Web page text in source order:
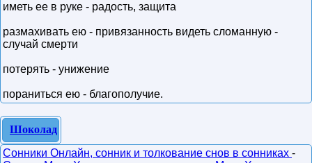
иметь ее в руке - радость, защита
размахивать ею - привязанность видеть сломанную -
случай смерти
потерять - унижение
пораниться ею - благополучие.
Шоколад
Сонники Онлайн, сонник и толкование снов в сонниках -